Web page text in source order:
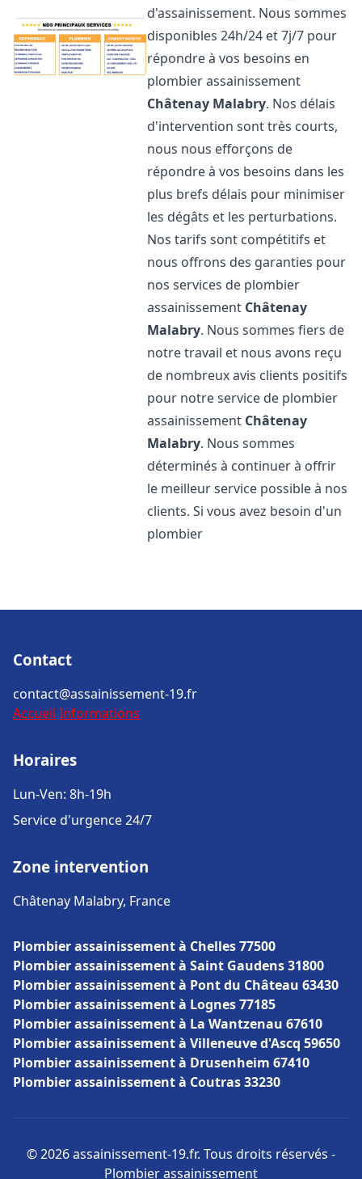
d'assainissement. Nous sommes
disponibles 24h/24 et 7j/7 pour
répondre à vos besoins en
plombier assainissement
Châtenay Malabry. Nos délais
d'intervention sont très courts,
nous nous efforçons de
répondre à vos besoins dans les
plus brefs délais pour minimiser
les dégâts et les perturbations.
Nos tarifs sont compétitifs et
nous offrons des garanties pour
nos services de plombier
assainissement Châtenay
Malabry. Nous sommes fiers de
notre travail et nous avons reçu
de nombreux avis clients positifs
pour notre service de plombier
assainissement Châtenay
Malabry. Nous sommes
déterminés à continuer à offrir
le meilleur service possible à nos
clients. Si vous avez besoin d'un
plombier
Contact
contact@assainissement-19.fr
Accueil Informations
Horaires
Lun-Ven: 8h-19h
Service d'urgence 24/7
Zone intervention
Châtenay Malabry, France
Plombier assainissement à Chelles 77500
Plombier assainissement à Saint Gaudens 31800
Plombier assainissement à Pont du Château 63430
Plombier assainissement à Lognes 77185
Plombier assainissement à La Wantzenau 67610
Plombier assainissement à Villeneuve d'Ascq 59650
Plombier assainissement à Drusenheim 67410
Plombier assainissement à Coutras 33230
© 2026 assainissement-19.fr. Tous droits réservés -
Plombier assainissement